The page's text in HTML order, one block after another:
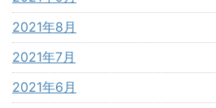
2021年8月
2021年7月
2021年6月